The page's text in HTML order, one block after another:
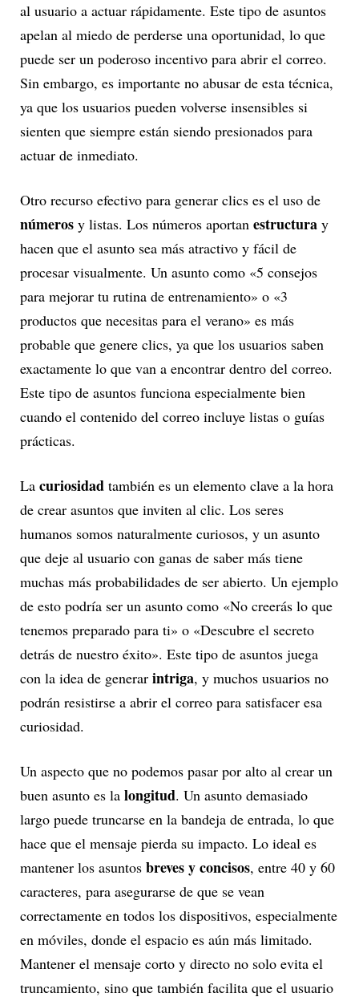
al usuario a actuar rápidamente. Este tipo de asuntos
apelan al miedo de perderse una oportunidad, lo que
puede ser un poderoso incentivo para abrir el correo.
Sin embargo, es importante no abusar de esta técnica,
ya que los usuarios pueden volverse insensibles si
sienten que siempre están siendo presionados para
actuar de inmediato.
Otro recurso efectivo para generar clics es el uso de
números y listas. Los números aportan estructura y
hacen que el asunto sea más atractivo y fácil de
procesar visualmente. Un asunto como «5 consejos
para mejorar tu rutina de entrenamiento» o «3
productos que necesitas para el verano» es más
probable que genere clics, ya que los usuarios saben
exactamente lo que van a encontrar dentro del correo.
Este tipo de asuntos funciona especialmente bien
cuando el contenido del correo incluye listas o guías
prácticas.
La curiosidad también es un elemento clave a la hora
de crear asuntos que inviten al clic. Los seres
humanos somos naturalmente curiosos, y un asunto
que deje al usuario con ganas de saber más tiene
muchas más probabilidades de ser abierto. Un ejemplo
de esto podría ser un asunto como «No creerás lo que
tenemos preparado para ti» o «Descubre el secreto
detrás de nuestro éxito». Este tipo de asuntos juega
con la idea de generar intriga, y muchos usuarios no
podrán resistirse a abrir el correo para satisfacer esa
curiosidad.
Un aspecto que no podemos pasar por alto al crear un
buen asunto es la longitud. Un asunto demasiado
largo puede truncarse en la bandeja de entrada, lo que
hace que el mensaje pierda su impacto. Lo ideal es
mantener los asuntos breves y concisos, entre 40 y 60
caracteres, para asegurarse de que se vean
correctamente en todos los dispositivos, especialmente
en móviles, donde el espacio es aún más limitado.
Mantener el mensaje corto y directo no solo evita el
truncamiento, sino que también facilita que el usuario